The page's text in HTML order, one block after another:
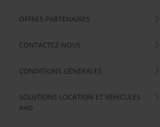
OFFRES PARTENAIRES
CONTACTEZ-NOUS
CONDITIONS GÉNÉRALES
SOLUTIONS LOCATION ET VÉHICULES
AVIS